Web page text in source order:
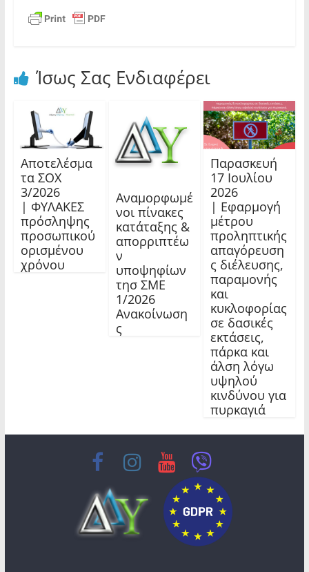
Ίσως Σας Ενδιαφέρει
Αποτελέσμα
τα ΣΟΧ
3/2026
| ΦΥΛΑΚΕΣ
πρόσληψης
προσωπικού
ορισμένου
χρόνου
Αναμορφωμέ
νοι πίνακες
κατάταξης &
απορριπτέω
ν
υποψηφίων
τησ ΣΜΕ
1/2026
Ανακοίνωση
ς
Παρασκευή
17 Ιουλίου
2026
| Εφαρμογή
μέτρου
προληπτικής
απαγόρευση
ς διέλευσης,
παραμονής
και
κυκλοφορίας
σε δασικές
εκτάσεις,
πάρκα και
άλση λόγω
υψηλού
κινδύνου για
πυρκαγιά